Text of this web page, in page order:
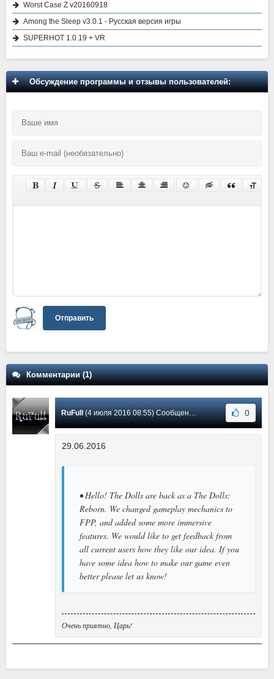
Worst Case Z v20160918
Among the Sleep v3.0.1 - Русская версия игры
SUPERHOT 1.0.19 + VR
Обсуждение программы и отзывы пользователей:
Отправить
Комментарии (1)
RuFull (4 июля 2016 08:55) Сообщение #1 0
29.06.2016
• Hello! The Dolls are back as a The Dolls:
Reborn. We changed gameplay mechanics to
FPP, and added some more immersive
features. We would like to get feedback from
all current users how they like our idea. If you
have some idea how to make our game even
better please let us know!
Очень приятно, Царь!